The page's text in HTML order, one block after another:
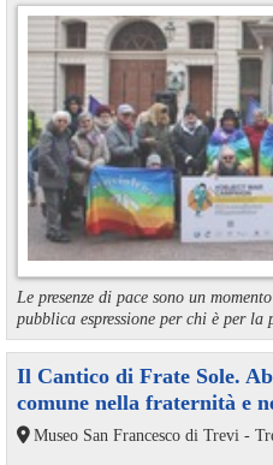
Le presenze di pace sono un
pubblica espressione per chi è per la
Il Cantico di Frate Sole.
comune nella fraternità e
Museo San Francesco di Trevi -